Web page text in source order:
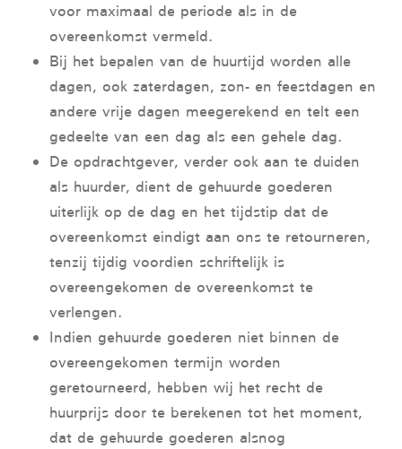
voor maximaal de periode als in de
overeenkomst vermeld.
Bij het bepalen van de huurtijd worden alle
dagen, ook zaterdagen, zon- en feestdagen en
andere vrije dagen meegerekend en telt een
gedeelte van een dag als een gehele dag.
De opdrachtgever, verder ook aan te duiden
als huurder, dient de gehuurde goederen
uiterlijk op de dag en het tijdstip dat de
overeenkomst eindigt aan ons te retourneren,
tenzij tijdig voordien schriftelijk is
overeengekomen de overeenkomst te
verlengen.
Indien gehuurde goederen niet binnen de
overeengekomen termijn worden
geretourneerd, hebben wij het recht de
huurprijs door te berekenen tot het moment,
dat de gehuurde goederen alsnog